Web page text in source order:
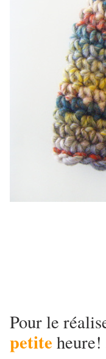
Pour le
petite heure!